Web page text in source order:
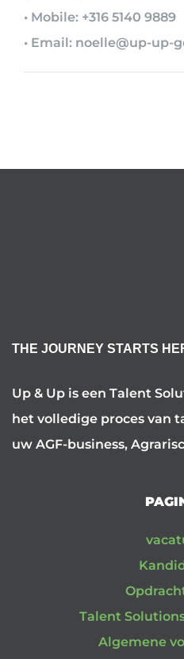
• Mobile: +316 5140 9889
• Email: noelle@up-up-
THE JOURNEY STARTS
Up & Up is een Talent
het volledige proces van
uw AGF-business,
Talent
Algemene